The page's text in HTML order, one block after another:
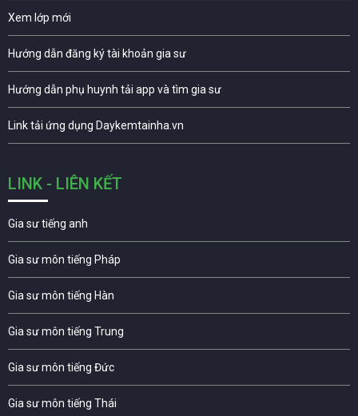
Xem lớp mới
Hướng dẫn đăng ký tài khoản gia sư
Hướng dẫn phụ huynh tải app và tìm gia sư
Link tải ứng dụng Daykemtainha.vn
LINK - LIÊN KẾT
Gia sư tiếng anh
Gia sư môn tiếng Pháp
Gia sư môn tiếng Hàn
Gia sư môn tiếng Trung
Gia sư môn tiếng Đức
Gia sư môn tiếng Thái